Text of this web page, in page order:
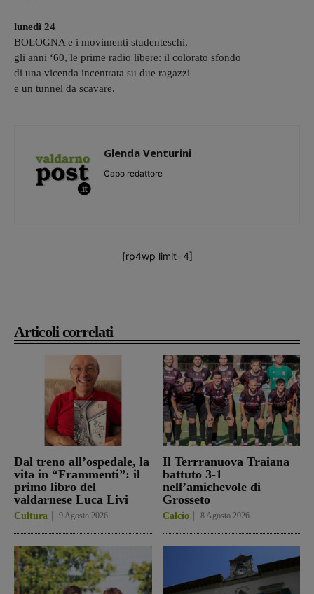
Articoli correlati
Dal treno all’ospedale, la
vita in “Frammenti”: il
primo libro del
valdarnese Luca Livi
Cultura 9 Agosto 2026
Il Terrranuova Traiana
battuto 3-1
nell’amichevole di
Grosseto
Calcio 8 Agosto 2026
lunedì 24
BOLOGNA e i movimenti studenteschi,
gli anni ʻ60, le prime radio libere: il colorato sfondo
di una vicenda incentrata su due ragazzi
e un tunnel da scavare.
Glenda Venturini
Capo redattore
[rp4wp limit=4]